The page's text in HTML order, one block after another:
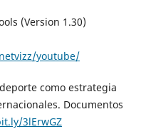
(Version 1.30)
youtube/
como estrategia
Documentos
3lErwGZ